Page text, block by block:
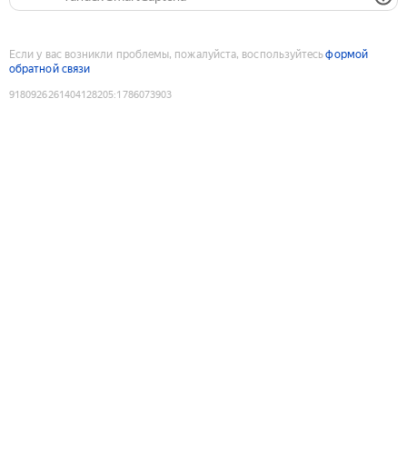
Если у вас возникли проблемы, пожалуйста, воспользуйтесьформой
обратной связи
9180926261404128205:1786073903